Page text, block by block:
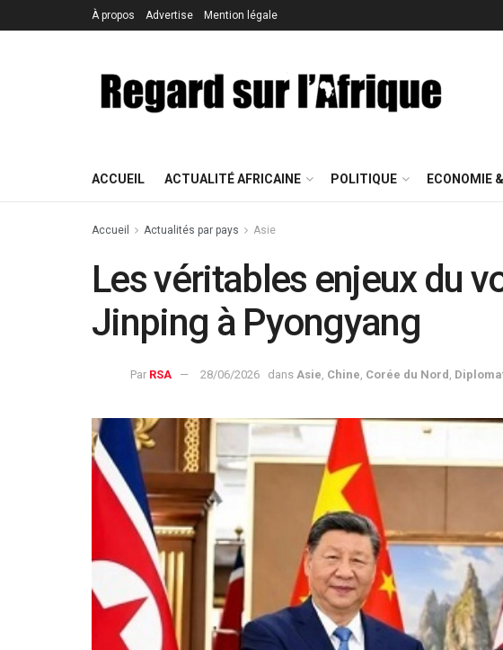
À propos Advertise Mention légale
ACCUEIL ACTUALITÉ AFRICAINE POLITIQUE ECONOMIE
Accueil Actualités par pays Asie
Les véritables enjeux du
Jinping à Pyongyang
Par RSA 28/06/2026 dans Asie Chine Corée du Nord